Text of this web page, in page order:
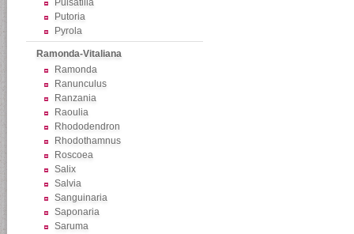
Pulsatilla
Putoria
Pyrola
Ramonda-Vitaliana
Ramonda
Ranunculus
Ranzania
Raoulia
Rhododendron
Rhodothamnus
Roscoea
Salix
Salvia
Sanguinaria
Saponaria
Saruma